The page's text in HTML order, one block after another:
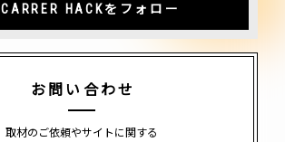
CARRER HACKをフォロー
お問い合わせ
取材のご依頼やサイトに関する